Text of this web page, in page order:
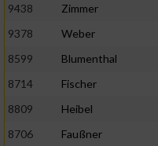
9438
Zimmer
9378
Weber
8599
Blumenthal
8714
Fischer
8809
Heibel
8706
Faußner